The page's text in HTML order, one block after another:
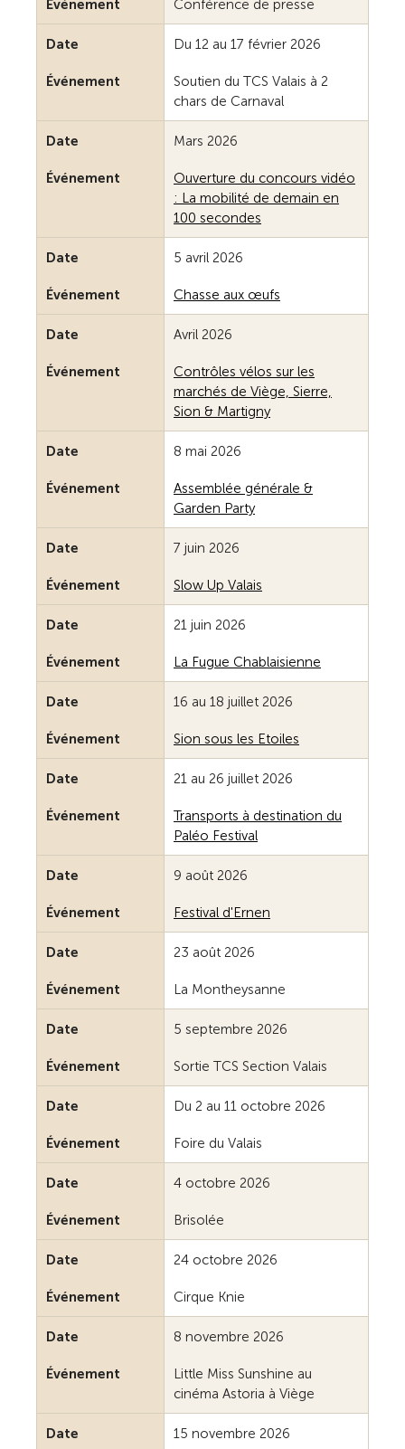
Événement Conférence de presse
Date Du 12 au 17 février 2026
Événement
Soutien du TCS Valais à 2
chars de Carnaval
Date Mars 2026
Événement
Ouverture du concours vidéo
: La mobilité de demain en
100 secondes
Date 5 avril 2026
Événement Chasse aux œufs
Date Avril 2026
Événement
Contrôles vélos sur les
marchés de Viège, Sierre,
Sion & Martigny
Date 8 mai 2026
Événement
Assemblée générale &
Garden Party
Date 7 juin 2026
Événement Slow Up Valais
Date 21 juin 2026
Événement La Fugue Chablaisienne
Date 16 au 18 juillet 2026
Événement Sion sous les Etoiles
Date 21 au 26 juillet 2026
Événement
Transports à destination du
Paléo Festival
Date 9 août 2026
Événement Festival d'Ernen
Date 23 août 2026
Événement La Montheysanne
Date 5 septembre 2026
Événement Sortie TCS Section Valais
Date Du 2 au 11 octobre 2026
Événement Foire du Valais
Date 4 octobre 2026
Événement Brisolée
Date 24 octobre 2026
Événement Cirque Knie
Date 8 novembre 2026
Événement
Little Miss Sunshine au
cinéma Astoria à Viège
Date 15 novembre 2026